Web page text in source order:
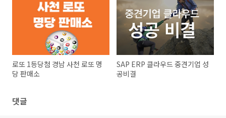
로또 1등당첨 경남 사천 로또 명
당 판매소
SAP ERP 클라우드 중견기업 성
공비결
댓글